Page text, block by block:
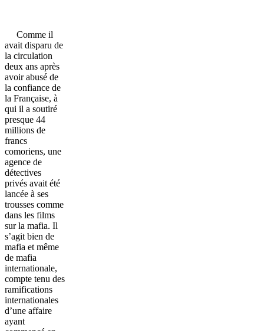
Comme il
avait disparu de
la circulation
deux ans après
avoir abusé de
la confiance de
la Française, à
qui il a soutiré
presque 44
millions de
francs
comoriens, une
agence de
détectives
privés avait été
lancée à ses
trousses comme
dans les films
sur la mafia. Il
s’agit bien de
mafia et même
de mafia
internationale,
compte tenu des
ramifications
internationales
d’une affaire
ayant